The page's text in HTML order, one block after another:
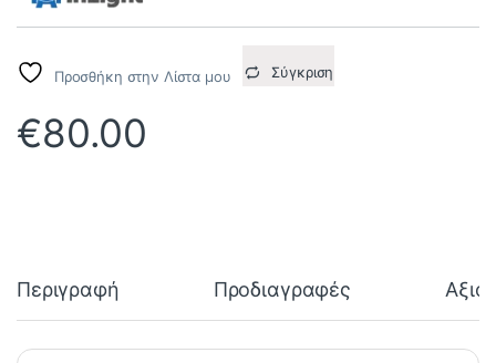
Προσθήκη στην Λίστα μου Σύγκριση
€80.00
Περιγραφή Προδιαγραφές